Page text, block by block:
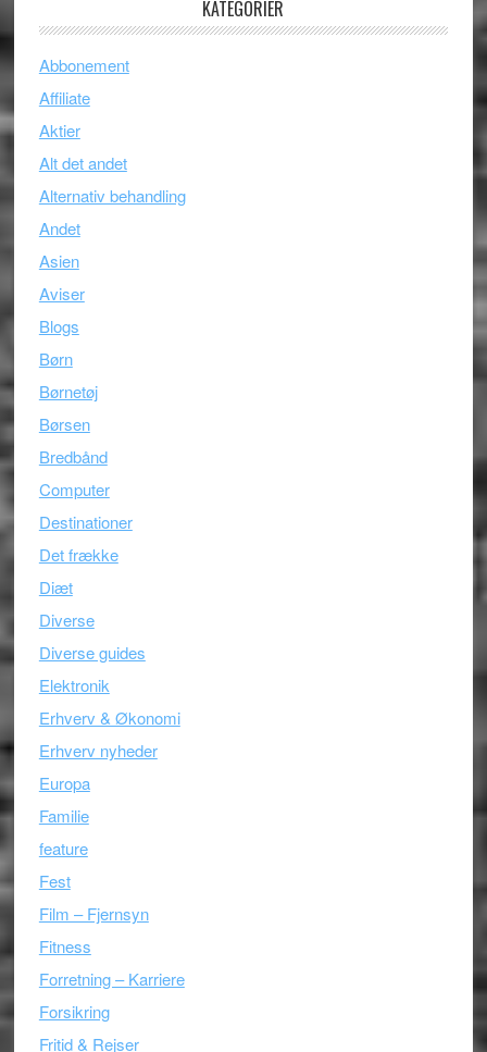
KATEGORIER
Abbonement
Affiliate
Aktier
Alt det andet
Alternativ behandling
Andet
Asien
Aviser
Blogs
Børn
Børnetøj
Børsen
Bredbånd
Computer
Destinationer
Det frække
Diæt
Diverse
Diverse guides
Elektronik
Erhverv & Økonomi
Erhverv nyheder
Europa
Familie
feature
Fest
Film – Fjernsyn
Fitness
Forretning – Karriere
Forsikring
Fritid & Rejser